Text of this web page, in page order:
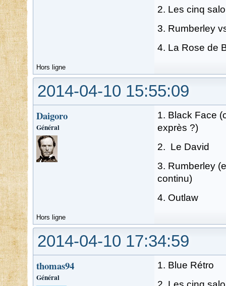
2. Les cinq
3. Rumberley
4. La Rose de
Hors ligne
2014-04-10 15:55:09
Daigoro
Général
1. Black Face
exprès ?)
2. Le David
3. Rumberley
continu)
4. Outlaw
Hors ligne
2014-04-10 17:34:59
thomas94
Général
1. Blue Rétro